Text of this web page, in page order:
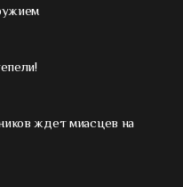
ждет миасцев на